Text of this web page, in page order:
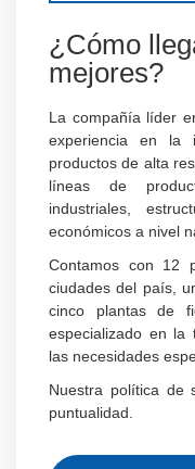
¿Cómo
mejores?
La compañía líder
experiencia en la
productos de alta
líneas de
industriales,
económicos a nivel
Contamos con 12
ciudades del país,
cinco plantas de
especializado en la
las necesidades
Nuestra política de
puntualidad.